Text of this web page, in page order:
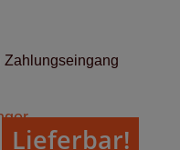
Zahlungseingang
Lieferbar!